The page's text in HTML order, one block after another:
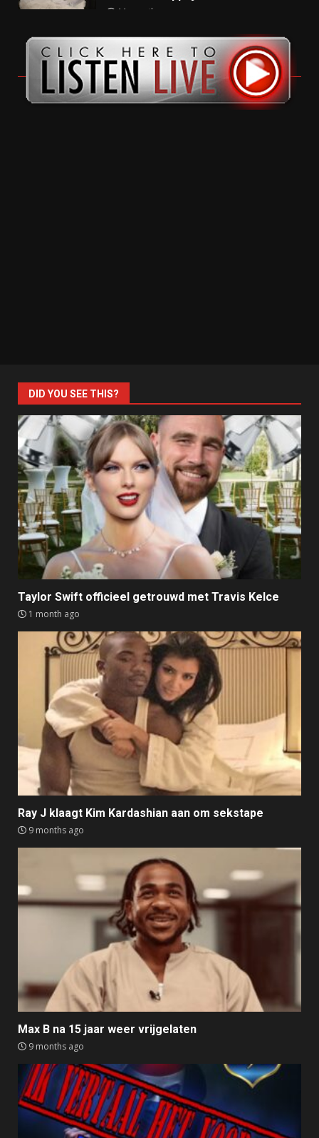
11 months ago
DID YOU SEE THIS?
Taylor Swift officieel getrouwd met Travis Kelce
1 month ago
Ray J klaagt Kim Kardashian aan om sekstape
9 months ago
Max B na 15 jaar weer vrijgelaten
9 months ago